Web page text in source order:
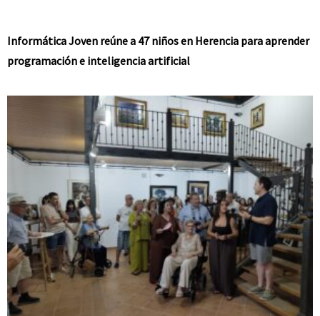
Informática Joven reúne a 47 niños en Herencia para aprender
programación e inteligencia artificial